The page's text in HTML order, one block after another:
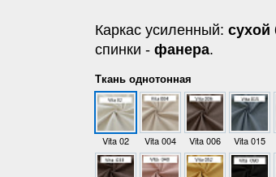
Каркас усиленный: сухой
спинки - фанера.
Ткань однотонная
Vita 02 Vita 004 Vita 006 Vita 015